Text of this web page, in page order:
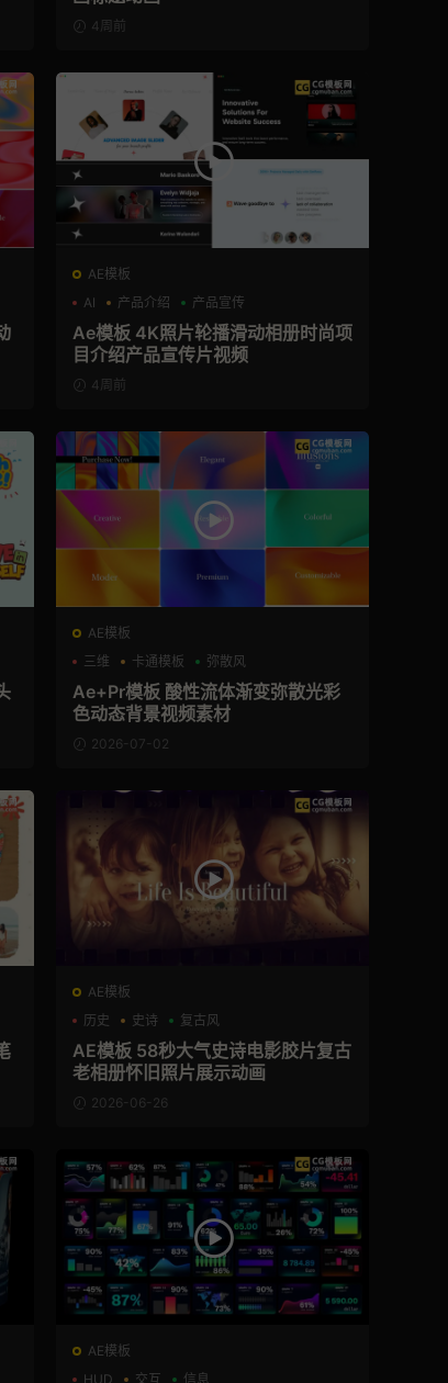
4周前
AE模板
AI
产品介绍 产品宣传
Ae模板 4K照片轮播滑动相册时尚项
目介绍产品宣传片视频
4周前
AE模板
三维
卡通模板 弥散风
Ae+Pr模板 酸性流体渐变弥散光彩
色动态背景视频素材
2026-07-02
AE模板
历史
史诗 复古风
AE模板 58秒大气史诗电影胶片复古
老相册怀旧照片展示动画
2026-06-26
AE模板
HUD
交互 信息